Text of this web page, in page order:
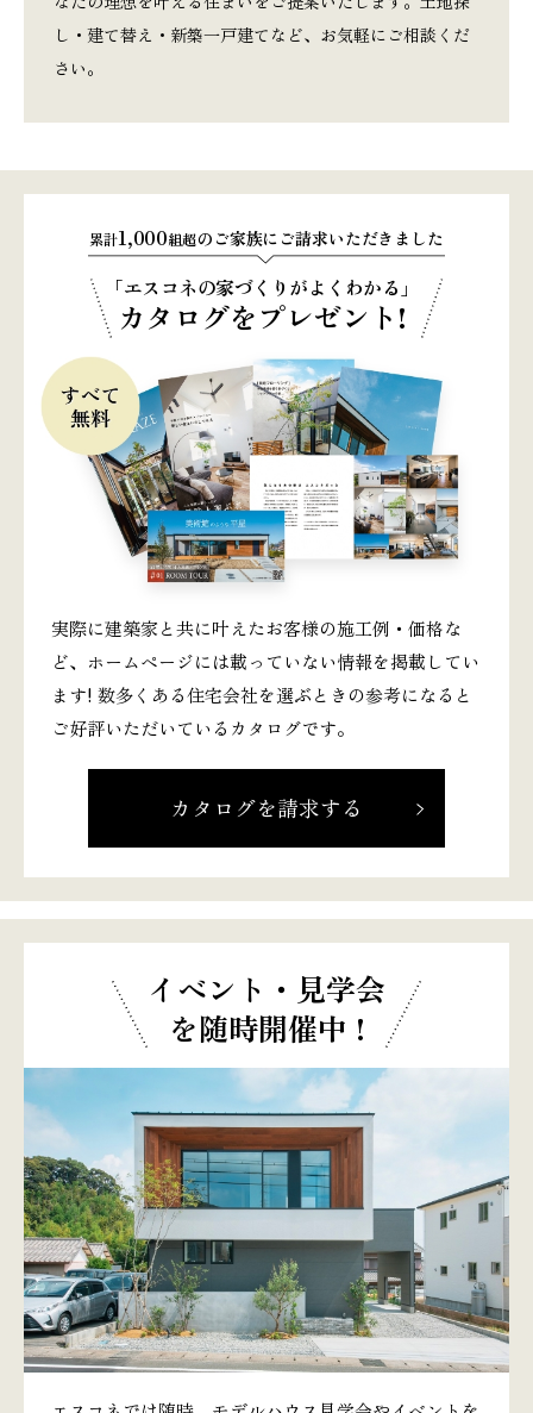
し・建て替え・新築一戸建てなど、お気軽にご相談くだ
さい。
累計1,000組超のご家族にご請求いただきました
「エスコネの家づくりがよくわかる」
カタログをプレゼント!
実際に建築家と共に叶えたお客様の施工例・価格な
ど、ホームページには載っていない情報を掲載してい
ます! 数多くある住宅会社を選ぶときの参考になると
ご好評いただいているカタログです。
カタログを請求する
イベント・見学会
を随時開催中 !